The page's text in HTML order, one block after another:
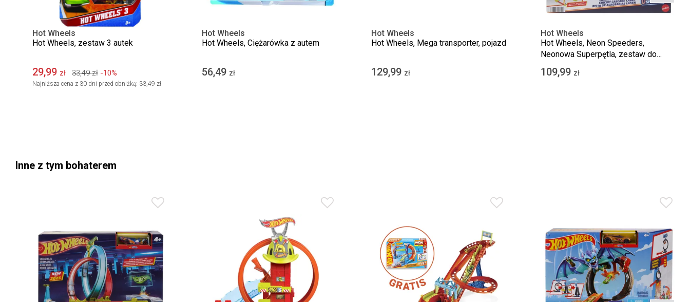
Hot Wheels
Hot Wheels, zestaw 3 autek
29,99 zł 33,49 zł -10%
Najniższa cena z 30 dni przed obniżką: 33,49 zł
Hot Wheels
Hot Wheels, Ciężarówka z autem
56,49 zł
Hot Wheels
Hot Wheels, Mega transporter, pojazd
129,99 zł
Hot Wheels
Hot Wheels, Neon Speeders,
Neonowa Superpętla, zestaw do
zabawy z autkiem
109,99 zł
Inne z tym bohaterem